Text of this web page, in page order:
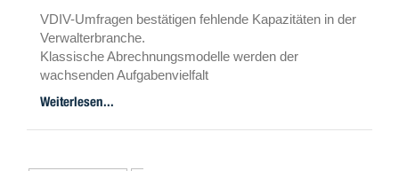
VDIV-Umfragen bestätigen fehlende Kapazitäten in der
Verwalterbranche.
Klassische Abrechnungsmodelle werden der
wachsenden Aufgabenvielfalt
nicht mehr gerecht. Erste Baukastensysteme kommen
an den Markt. Die
können eine Chance sein – gerade für für kleinere
Weiterlesen...